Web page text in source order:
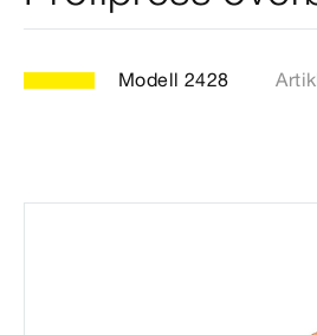
Modell 2428